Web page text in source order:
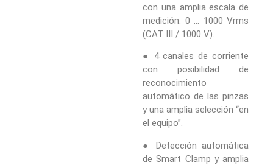
con una amplia escala de
medición: 0 … 1000 Vrms
(CAT III / 1000 V).
● 4 canales de corriente
con posibilidad de
reconocimiento
automático de las pinzas
y una amplia selección “en
el equipo”.
● Detección automática
de Smart Clamp y amplia